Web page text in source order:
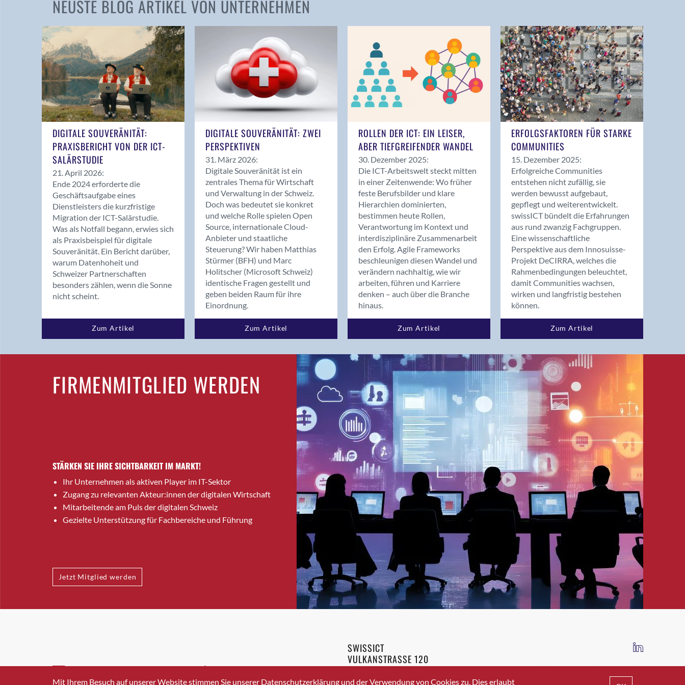
Andelfingen
Balsthal
Balzers
Bassersdorf
Benken (SG)
Bergdietikon
Bern - Liebefeld
Birsfelden
Bolligen
Bonaduz
Bonstetten
Bottighofen
Bremgarten bei Bern
Brig-Glis
Bronschhofen
Brugg
Brugg AG
Burgdorf
Bäretswil
Bülach
Cazis
Crissier
Davos Platz
NEUSTE BLOG ARTIKEL VON UNTERNEHMEN
DIGITALE SOUVERÄNITÄT:
PRAXISBERICHT VON DER ICT-
SALÄRSTUDIE
21. April 2026:
Ende 2024 erforderte die
Geschäftsaufgabe eines
Dienstleisters die kurzfristige
Migration der ICT-Salärstudie.
Was als Notfall begann, erwies sich
als Praxisbeispiel für digitale
Souveränität. Ein Bericht darüber,
warum Datenhoheit und
Schweizer Partnerschaften
besonders zählen, wenn die Sonne
nicht scheint.
Zum Artikel
DIGITALE SOUVERÄNITÄT: ZWEI
PERSPEKTIVEN
31. März 2026:
Digitale Souveränität ist ein
zentrales Thema für Wirtschaft
und Verwaltung in der Schweiz.
Doch was bedeutet sie konkret
und welche Rolle spielen Open
Source, internationale Cloud-
Anbieter und staatliche
Steuerung? Wir haben Matthias
Stürmer (BFH) und Marc
Holitscher (Microsoft Schweiz)
identische Fragen gestellt und
geben beiden Raum für ihre
Einordnung.
Zum Artikel
ROLLEN DER ICT: EIN LEISER,
ABER TIEFGREIFENDER WANDEL
30. Dezember 2025:
Die ICT-Arbeitswelt steckt mitten
in einer Zeitenwende: Wo früher
feste Berufsbilder und klare
Hierarchien dominierten,
bestimmen heute Rollen,
Verantwortung im Kontext und
interdisziplinäre Zusammenarbeit
den Erfolg. Agile Frameworks
beschleunigen diesen Wandel und
verändern nachhaltig, wie wir
arbeiten, führen und Karriere
denken – auch über die Branche
hinaus.
Zum Artikel
ERFOLGSFAKTOREN FÜR STARKE
COMMUNITIES
15. Dezember 2025:
Erfolgreiche Communities
entstehen nicht zufällig, sie
werden bewusst aufgebaut,
gepflegt und weiterentwickelt.
swissICT bündelt die Erfahrungen
aus rund zwanzig Fachgruppen.
Eine wissenschaftliche
Perspektive aus dem Innosuisse-
Projekt DeCIRRA, welches die
Rahmenbedingungen beleuchtet,
damit Communities wachsen,
wirken und langfristig bestehen
können.
Zum Artikel
FIRMENMITGLIED WERDEN
STÄRKEN SIE IHRE SICHTBARKEIT IM MARKT!
Ihr Unternehmen als aktiven Player im IT-Sektor
Zugang zu relevanten Akteur:innen der digitalen Wirtschaft
Mitarbeitende am Puls der digitalen Schweiz
Gezielte Unterstützung für Fachbereiche und Führung
Jetzt Mitglied werden
INFO@SWISSICT.CH +41 43 336 40 20
SWISSICT
VULKANSTRASSE 120
8048 ZURICH
IMPRESSUM DATENSCHUTZ AGB
Mit Ihrem Besuch auf unserer Website stimmen Sie unserer Datenschutzerklärung und der Verwendung von Cookies zu. Dies erlaubt